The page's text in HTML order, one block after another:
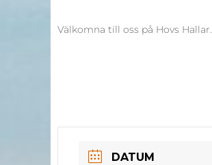
Välkomna till oss på Hovs Hallar.
DATUM